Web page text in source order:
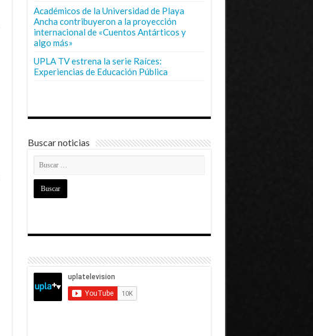
Académicos de la Universidad de Playa
Ancha contribuyeron a la proyección
internacional de «Cuentos Antárticos y
algo más»
UPLA TV estrena la serie Raíces:
Experiencias de Educación Pública
Buscar noticias